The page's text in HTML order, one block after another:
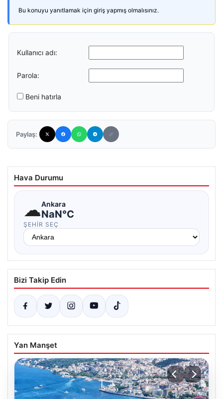
Bu konuyu yanıtlamak için giriş yapmış olmalısınız.
Kullanıcı adı:
Parola:
Beni hatırla
Paylaş:
Hava Durumu
☁Ankara
NaN°C
ŞEHIR SEÇ
Bizi Takip Edin
Yan Manşet